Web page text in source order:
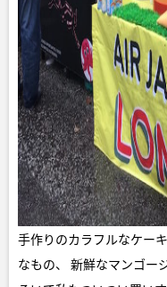
手作りのカラフルなケー
なもの、 新鮮なマンゴー